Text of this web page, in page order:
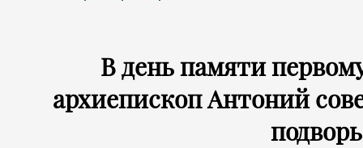
В день памяти
архиепископ Антоний